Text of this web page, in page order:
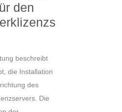
den
beschreibt
die Installation
des
Die